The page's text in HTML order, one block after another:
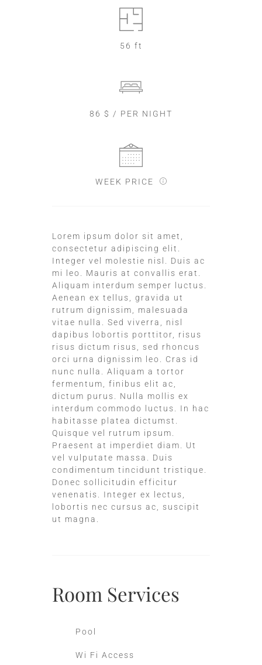
56 ft
86 $ / PER NIGHT
WEEK PRICE
Lorem ipsum dolor sit amet,
consectetur adipiscing elit.
Integer vel molestie nisl. Duis ac
mi leo. Mauris at convallis erat.
Aliquam interdum semper luctus.
Aenean ex tellus, gravida ut
rutrum dignissim, malesuada
vitae nulla. Sed viverra, nisl
dapibus lobortis porttitor, risus
risus dictum risus, sed rhoncus
orci urna dignissim leo. Cras id
nunc nulla. Aliquam a tortor
fermentum, finibus elit ac,
dictum purus. Nulla mollis ex
interdum commodo luctus. In hac
habitasse platea dictumst.
Quisque vel rutrum ipsum.
Praesent at imperdiet diam. Ut
vel vulputate massa. Duis
condimentum tincidunt tristique.
Donec sollicitudin efficitur
venenatis. Integer ex lectus,
lobortis nec cursus ac, suscipit
ut magna.
Room Services
Pool
Wi Fi Access